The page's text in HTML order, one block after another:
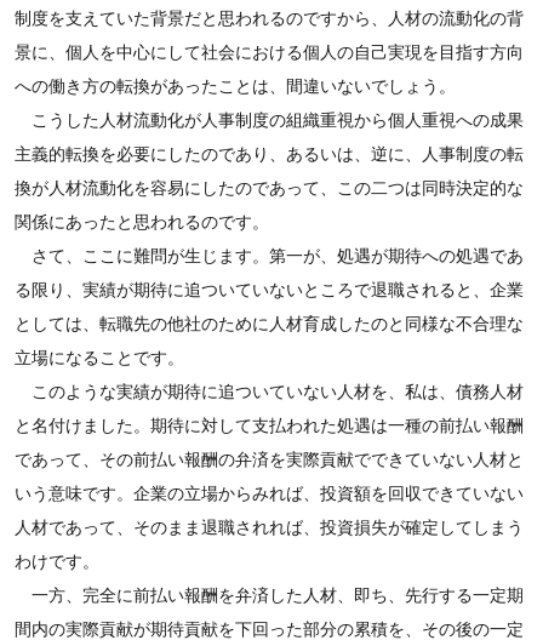
制度を支えていた背景だと思われるのですから、人材の流動化の背
景に、個人を中心にして社会における個人の自己実現を目指す方向
への働き方の転換があったことは、間違いないでしょう。
こうした人材流動化が人事制度の組織重視から個人重視への成果
主義的転換を必要にしたのであり、あるいは、逆に、人事制度の転
換が人材流動化を容易にしたのであって、この二つは同時決定的な
関係にあったと思われるのです。
さて、ここに難問が生じます。第一が、処遇が期待への処遇であ
る限り、実績が期待に追ついていないところで退職されると、企業
としては、転職先の他社のために人材育成したのと同様な不合理な
立場になることです。
このような実績が期待に追ついていない人材を、私は、債務人材
と名付けました。期待に対して支払われた処遇は一種の前払い報酬
であって、その前払い報酬の弁済を実際貢献でできていない人材と
いう意味です。企業の立場からみれば、投資額を回収できていない
人材であって、そのまま退職されれば、投資損失が確定してしまう
わけです。
一方、完全に前払い報酬を弁済した人材、即ち、先行する一定期
間内の実際貢献が期待貢献を下回った部分の累積を、その後の一定